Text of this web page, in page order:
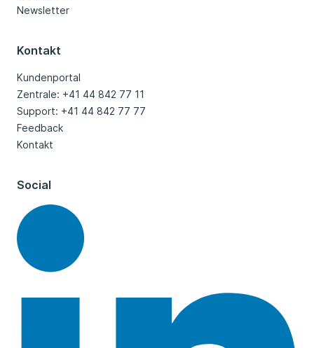
Newsletter
Kontakt
Kundenportal
Zentrale: +41 44 842 77 11
Support: +41 44 842 77 77
Feedback
Kontakt
Social